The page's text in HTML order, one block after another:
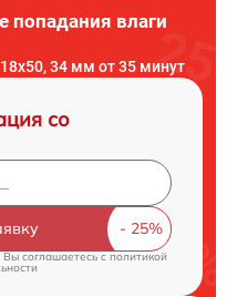
попадания влаги
34 мм от 35 минут
со
соглашаетесь c политикой